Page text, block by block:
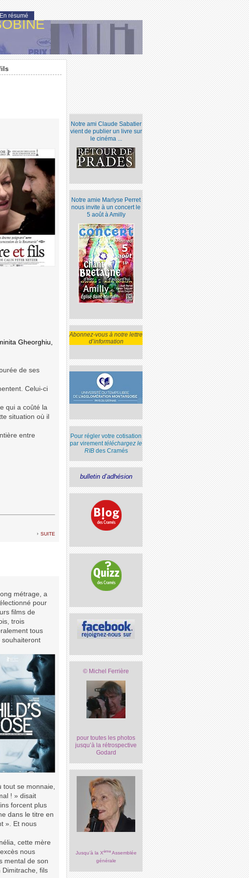
Gheorghiu,
de ses
Celui-ci
qui a coûté la
situation où il
entre
suite
métrage, a
pour
films de
trois
tous
souhaiteront
tout se monnaie,
! » disait
forcent plus
dans le titre en
». Et nous
cette mère
nous
mental de son
Dimitrache, fils
Notre ami Claude Sabatier
vient de publier un livre sur
le cinéma ...
Notre amie Marlyse Perret
nous invite à un concert le
5 août à Amilly
Abonnez-vous à notre lettre
d’information
Pour régler votre cotisation
par virementtéléchargez le
RIBdes Cramés
bulletin d’adhésion
© Michel Ferrière
pour toutes les photos
jusqu’à la rétrospective
Godard
Jusqu’à la XèmeAssemblée
générale
En résumé